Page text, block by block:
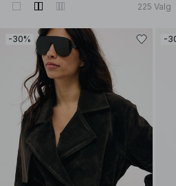
225 Valg
-30% -